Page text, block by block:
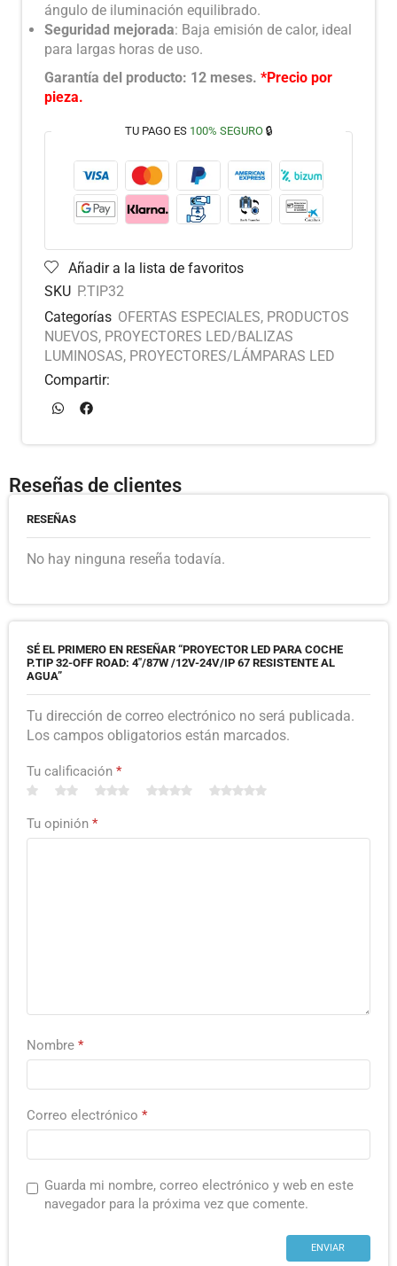
ángulo de iluminación equilibrado.
Seguridad mejorada: Baja emisión de calor, ideal
para largas horas de uso.
Garantía del producto: 12 meses. *Precio por
pieza.
TU PAGO ES 100% SEGURO🔒
Añadir a la lista de favoritos
SKU P.TIP32
Categorías OFERTAS ESPECIALES, PRODUCTOS
NUEVOS, PROYECTORES LED/BALIZAS
LUMINOSAS, PROYECTORES/LÁMPARAS LED
Compartir:
Reseñas de clientes
RESEÑAS
No hay ninguna reseña todavía.
SÉ EL PRIMERO EN RESEÑAR “PROYECTOR LED PARA COCHE
P.TIP 32-OFF ROAD: 4″/87W /12V-24V/IP 67 RESISTENTE AL
AGUA”
Tu dirección de correo electrónico no será publicada.
Los campos obligatorios están marcados.
Tu calificación *
Tu opinión *
Nombre *
Correo electrónico *
Guarda mi nombre, correo electrónico y web en este
navegador para la próxima vez que comente.